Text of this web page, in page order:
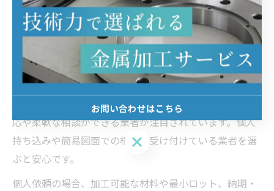
当性や説明の分かりやすさを比較することで、信頼でき
る外注先を見つけやすくなります。
個人でも依頼しやすい金属加工とは何か
近年、奈良県でも個人からの金属加工依頼が増えていま
す。特にDIYや趣味、修理部品の製作など、少量・単品対
応や柔軟な相談ができる業者が注目されています。個人
持ち込みや簡易図面での相談も受け付けている業者を選
ぶと安心です。
個人依頼の場合、加工可能な材料や最小ロット、納期・
お問い合わせはこちら
お問い合わせはこちら